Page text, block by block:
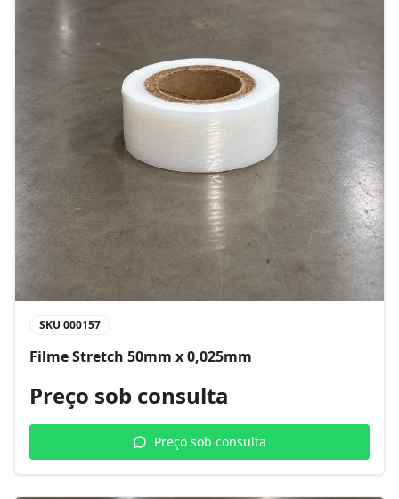
SKU 000157
Filme Stretch 50mm x 0,025mm
Preço sob consulta
Preço sob consulta